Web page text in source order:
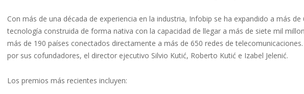
Con más de una década de experiencia en la industria, Infobip se ha expandido a más
tecnología construida de forma nativa con la capacidad de llegar a más de siete mil
más de 190 países conectados directamente a más de 650 redes de
por sus cofundadores, el director ejecutivo Silvio Kutić, Roberto Kutić e Izabel Jelenić.
Los premios más recientes incluyen: